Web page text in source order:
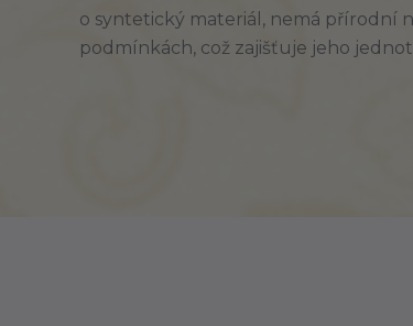
o syntetický materiál, nemá přírodní
podmínkách, což zajišťuje jeho